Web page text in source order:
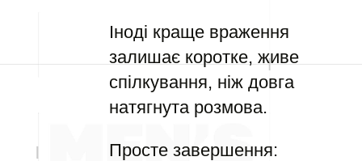
Іноді краще враження
залишає коротке, живе
спілкування, ніж довга
натягнута розмова.
Просте завершення: